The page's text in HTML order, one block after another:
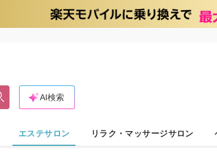
AI検索
エステサロン リラク・マッサージサロン